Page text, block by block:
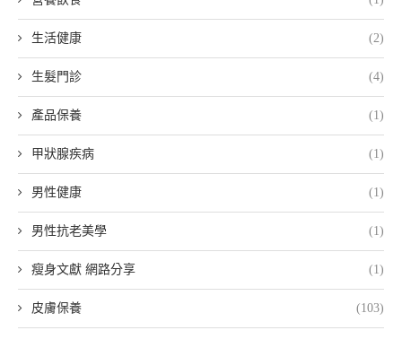
生活健康 (2)
生髮門診 (4)
產品保養 (1)
甲狀腺疾病 (1)
男性健康 (1)
男性抗老美學 (1)
瘦身文獻 網路分享 (1)
皮膚保養 (103)